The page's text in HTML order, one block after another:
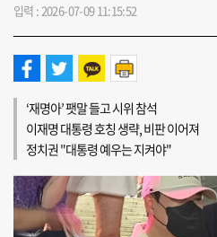
입력 : 2026-07-09 11:15:52
‘재명아’ 팻말 들고 시위 참석
이재명 대통령 호칭 생략, 비판 이어져
정치권 "대통령 예우는 지켜야"